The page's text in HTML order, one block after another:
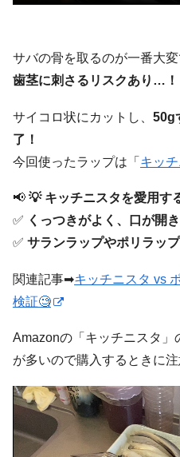
サバの骨を取るのが一番大
歯茎に刺さるリスクあり…！
サイコロ状にカットし、 50g
了！
今回使ったラップは「 キッ
📢 💡 キッチニスタを愛用す
✅ くっつきがよく、口が開
✅ サランラップやポリラッ
関連記事➡キッチニスタ vs
検証🧐
Amazonの「キッチニスタ」
が多いので購入するときに注